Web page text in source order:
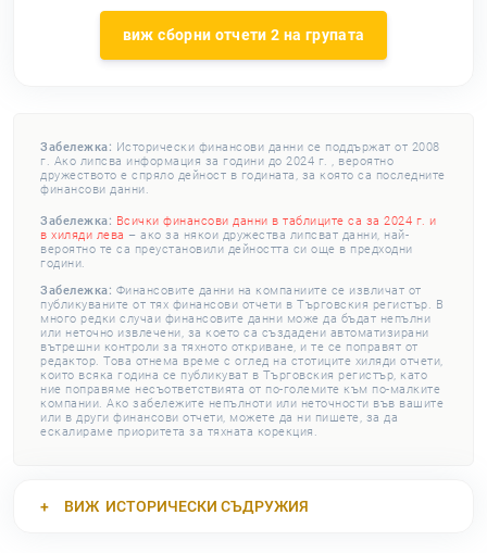
виж сборни отчети 2 на групата
Забележка: Исторически финансови данни се поддържат от 2008
г. Ако липсва информация за години до 2024 г. , вероятно
дружеството е спряло дейност в годината, за която са последните
финансови данни.
Забележка: Всички финансови данни в таблиците са за 2024 г. и
в хиляди лева – ако за някои дружества липсват данни, най-
вероятно те са преустановили дейността си още в предходни
години.
Забележка: Финансовите данни на компаниите се извличат от
публикуваните от тях финансови отчети в Търговския регистър. В
много редки случаи финансовите данни може да бъдат непълни
или неточно извлечени, за което са създадени автоматизирани
вътрешни контроли за тяхното откриване, и те се поправят от
редактор. Това отнема време с оглед на стотиците хиляди отчети,
които всяка година се публикуват в Търговския регистър, като
ние поправяме несъответствията от по-големите към по-малките
компании. Ако забележите непълноти или неточности във вашите
или в други финансови отчети, можете да ни пишете, за да
ескалираме приоритета за тяхната корекция.
ВИЖ ИСТОРИЧЕСКИ СЪДРУЖИЯ